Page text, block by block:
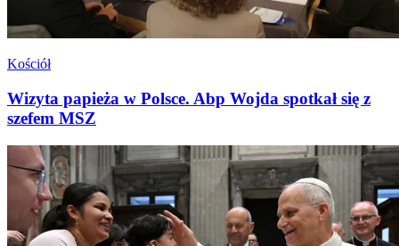
Kościół
Wizyta papieża w Polsce. Abp Wojda spotkał się z
szefem MSZ